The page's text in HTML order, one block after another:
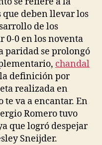
deben llevar los
de los
0-0 en los noventa
paridad se prolongó
chandal
definición por
realizada en
te va a encantar. En
Romero tuvo
que logró despejar
Sneijder.